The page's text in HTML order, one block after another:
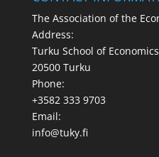
The Association of the
Address:
Turku School of
20500 Turku
Phone:
+3582 333 9703
Email:
info@tuky.fi